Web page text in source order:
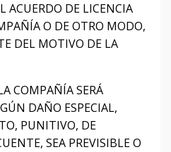
ACUERDO DE LICENCIA
O DE OTRO MODO,
DEL MOTIVO DE LA
COMPAÑÍA SERÁ
DAÑO ESPECIAL,
PUNITIVO, DE
SEA PREVISIBLE O